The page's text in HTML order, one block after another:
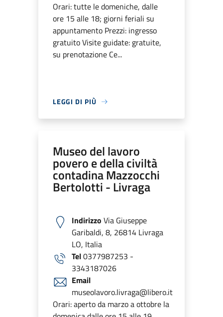
Orari: tutte le domeniche, dalle
ore 15 alle 18; giorni feriali su
appuntamento Prezzi: ingresso
gratuito Visite guidate: gratuite,
su prenotazione Ce...
LEGGI DI PIÙ
Museo del lavoro
povero e della civiltà
contadina Mazzocchi
Bertolotti - Livraga
Indirizzo Via Giuseppe
Garibaldi, 8, 26814 Livraga
LO, Italia
Tel0377987253 -
3343187026
Email
museolavoro.livraga@libero.it
Orari: aperto da marzo a ottobre la